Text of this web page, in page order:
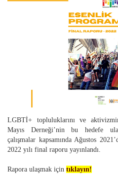
LGBTİ+ topluluklarını ve
Mayıs Derneği’nin bu hedefe
çalışmalar kapsamında Ağustos
2022 yılı final raporu yayınlandı.
Rapora ulaşmak için tıklayın!